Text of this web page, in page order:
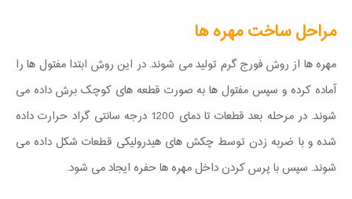
مراحل ساخت مهره ها
مهره ها از روش فورج گرم تولید می شوند. در این روش ابتدا مفتول ها را
آماده کرده و سپس مفتول ها به صورت قطعه های کوچک برش داده می
شوند. در مرحله بعد قطعات تا دمای 1200 درجه سانتی گراد حرارت داده
شده و با ضربه زدن توسط چکش های هیدرولیکی قطعات شکل داده می
شوند. سپس با پرس کردن داخل مهره ها حفره ایجاد می شود.